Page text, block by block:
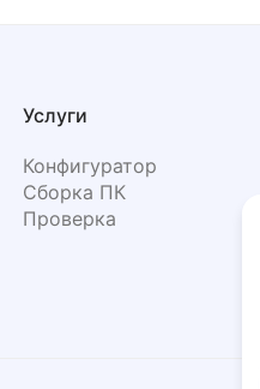
Услуги
Конфигуратор
Сборка ПК
Проверка